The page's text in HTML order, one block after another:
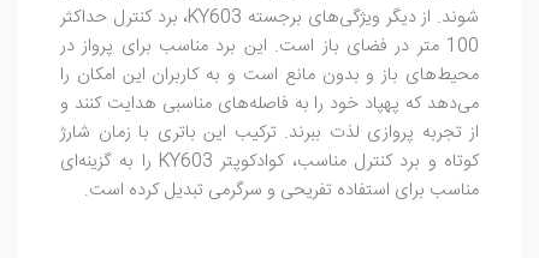
شوند. از دیگر ویژگی‌های برجسته KY603، برد کنترل حداکثر
100 متر در فضای باز است. این برد مناسب برای پرواز در
محیط‌های باز و بدون مانع است و به کاربران این امکان را
می‌دهد که پهپاد خود را به فاصله‌های مناسبی هدایت کنند و
از تجربه پروازی لذت ببرند. ترکیب این باتری با زمان شارژ
کوتاه و برد کنترل مناسب، کوادکوپتر KY603 را به گزینه‌ای
مناسب برای استفاده تفریحی و سرگرمی تبدیل کرده است.